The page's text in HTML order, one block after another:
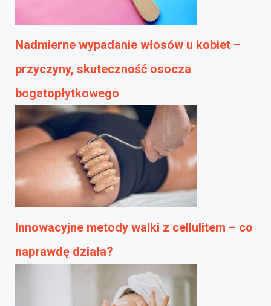
Nadmierne wypadanie włosów u kobiet –
przyczyny, skuteczność osocza
bogatopłytkowego
Innowacyjne metody walki z cellulitem – co
naprawdę działa?